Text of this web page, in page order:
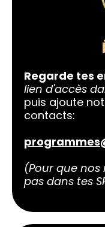
Regarde tes
lien d'accès
puis ajoute
contacts:
(Pour que
pas dans tes